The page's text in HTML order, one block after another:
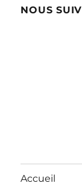
NOUS
Accueil